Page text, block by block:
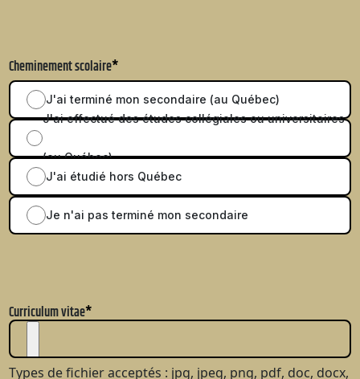
Cheminement scolaire*
J'ai terminé mon secondaire (au Québec)
J'ai effectué des études collégiales ou universitaires
(au Québec)
J'ai étudié hors Québec
Je n'ai pas terminé mon secondaire
Curriculum vitae*
Types de fichier acceptés : jpg, jpeg, png, pdf, doc, docx,